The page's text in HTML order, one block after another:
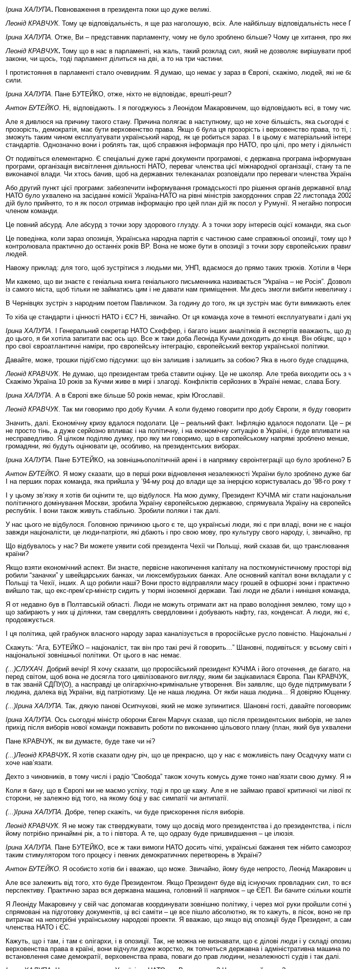
Ірина ХАЛУПА. Повноваження в президента поки що дуже великі.
Леонід КРАВЧУК. Тому це відповідальність, я ще раз наголошую, всіх. Але найбільшу відповідальність несе
Ірина ХАЛУПА. Отже, Ви – представник парламенту, чому не було зроблено більше? Чому це хитання, про
Леонід КРАВЧУК. Тому що в нас в парламенті, на жаль, такий розклад сил, який не дозволяє вирішувати
закони, чи щось, тоді парламент ділиться на дві, а то на три частини.
І протистояння в парламенті стало очевидним. Я думаю, що немає у зараз в Європі, скажімо, людей, які не
сили.
Ірина ХАЛУПА. Пане БУТЕЙКО, отже, ніхто не відповідає, врешті-решт?
Антон БУТЕЙКО. Ні, відповідають. І я погоджуюсь з Леонідом Макаровичем, що відповідають всі, в тому
Але я дивлюся на причину такого стану. Причина полягає в наступному, що не хоче більшість, яка
прозорість, демократія, має бути верховенство права. Якщо б була ця прозорість і верховенство права, то
зможуть таким чином експлуатувати український народ, як це робиться зараз. І в цьому є матеріальний
стандартів. Однозначно вони і роблять так, щоб справжня інформація про НАТО, про цілі, про мету і
От подивіться елементарно. Є спеціальні дуже гарні документи програмові, є державна програма
програми, організація висвітлення діяльності НАТО, переваг членства цієї міжнародної організації, стану
виконавчої влади. Чи хтось бачив, щоб на державних телеканалах розповідали про переваги членства України
Або другий пункт цієї програми: забезпечити інформування громадськості про рішення органів державної
НАТО було ухвалено на засіданні комісії Україна-НАТО на рівні міністрів закордонних справ 22
дій було прийнято, то я як посол отримав інформацію про цей план дій як посол у Румунії. Я негайно
членом команди.
Це повний абсурд. Але абсурд з точки зору здорового глузду. А з точки зору інтересів оцієї команди, яка
Це поведінка, коли зараз опозиція, Українська народна партія є частиною саме справжньої опозиції, тому
контролювала практично до останніх років ВР. Вона не може бути в опозиції з точки зору європейських
людей.
Навожу приклад: для того, щоб зустрітися з людьми ми, УНП, вдаємося до прямо таких трюків. Хотіли в
Ми кажемо, що ви знаєте є геніальна книга геніального письменника називається “Україна – не Росія”.
із самого міста, щоб тільки не займатись цим і не давати нам приміщення. Ми десь змогли вибити
В Чернівцях зустріч з народним поетом Павличком. За годину до того, як ця зустріч має бути вимикають
То хіба це стандарти і цінності НАТО і ЄС? Ні, звичайно. От ця команда хоче в темноті експлуатувати і
Ірина ХАЛУПА. І Генеральний секретар НАТО Схеффер, і багато інших аналітиків й експертів вважають, що
до цього, я би хотіла запитати вас ось що. Все ж таки доба Леоніда Кучми доходить до кінця. Він обіцяє,
про свої євроатлантичні наміри, про європейську інтеграцію, європейський вектор української політики.
Давайте, може, трошки підіб’ємо підсумки: що він залишив і залишить за собою? Яка в нього буде
Леонід КРАВЧУК. Не думаю, що президентам треба ставити оцінку. Це не школяр. Але треба виходити ось
Скажімо Україна 10 років за Кучми живе в мирі і злагоді. Конфліктів серйозних в Україні немає, слава Богу.
Ірина ХАЛУПА. А в Європі вже більше 50 років немає, крім Югославії.
Леонід КРАВЧУК. Так ми говоримо про добу Кучми. А коли будемо говорити про добу Європи, я буду
Значить, далі. Економічну кризу вдалося подолати. Це – реальний факт. Інфляцію вдалося подолати. Це
не просто тінь, а дуже серйозно впливає і на політичну, і на економічну ситуацію в Україні, і буде
несправедливо. Я цілком поділяю думку, про яку ми говоримо, що в європейському напрямі зроблено
громадяни, які будуть оцінювати це, особливо, на президентських виборах.
Ірина ХАЛУПА. Пане БУТЕЙКО, на зовнішньополітичній арені і в напрямку євроінтеграції що було
Антон БУТЕЙКО. Я можу сказати, що в перші роки відновлення незалежності України було зроблено дуже
І на перших порах команда, яка прийшла у ’94-му році до влади ще за інерцією користувалась до ’98-го
І у цьому зв’язку я хотів би оцінити те, що відбулося. На мою думку, Президент КУЧМА міг стати
політичного домінування Москви, зробила Україну європейською державою, спрямувала Україну на
республік. І вони також живуть стабільно. Зробили поляки і так далі.
У нас цього не відбулося. Головною причиною цього є те, що українські люди, які є при владі, вони не є
завжди націоналісти, це люди-патріоти, які дбають і про свою мову, про культуру свого народу, і, звичайно,
Що відбувалось у нас? Ви можете уявити собі президента Чехії чи Польщі, який сказав би, що
країни?
Якщо взяти економічний аспект. Ви знаєте, первісне накопичення капіталу на посткомуністичному
робили “заначки” у швейцарських банках, чи люксембурзьких банках. Але основний капітал вони
Польщі та Чехії, інших. А що робили наші? Вони просто відправляли масу грошей в офшорні зони і
вийшло так, що екс-прем’єр-міністр сидить у тюрмі іноземної держави. Такі люди не дбали і нинішня
Я от недавно був в Полтавській області. Люди не можуть отримати акт на право володіння землею, тому що
що забирають у них ці ділянки, там свердлять свердловини і добувають нафту, газ, конденсат. А люди, які
продовжується.
І ця політика, цей грабунок власного народу зараз каналізується в проросійське русло повністю. Національні
Скажуть: “Ага, БУТЕЙКО – націоналіст, так він про такі речі й говорить...” Шановні, подивіться: у всьому
національної зовнішньої політики. От цього в нас немає.
(...)СЛУХАЧ. Добрий вечір! Я хочу сказати, що проросійський президент КУЧМА і його оточення, де багато,
перед світом, щоб вона не досягла того цивілізованого вигляду, яким би зацікавилася Європа. Пан
в так званій СДПУ(О), а насправді це олігархічно-кримінальне утворення. Він заявляє, що буде
людина, далека від України, від патріотизму. Це не наша людина. От якби наша людина... Я довіряю
(...)Ірина ХАЛУПА. Так, дякую панові Осипчукові, який не може зупинитися. Шановні гості, давайте
Ірина ХАЛУПА. Ось сьогодні міністр оборони Євген Марчук сказав, що після президентських виборів, не
прихід після виборів нової команди пожвавить роботи по виконанню цільового плану (план, який був
Пане КРАВЧУК, як ви думаєте, буде таке чи ні?
(...)Леонід КРАВЧУК. Я хотів сказати одну річ, що це прекрасно, що у нас є можливість пану Осадчуку мати
хоче нав’язати.
Дехто з чиновників, в тому числі і радіо “Свобода” також хочуть комусь дуже тонко нав’язати свою думку.
Коли я бачу, що в Європі ми не маємо успіху, тоді я про це кажу. Але я не займаю правої критичної чи
сторони, не залежно від того, на якому боці у вас симпатії чи антипатії.
(...)Ірина ХАЛУПА. Добре, тепер скажіть, чи буде прискорення після виборів.
Леонід КРАВЧУК. Я не можу так стверджувати, тому що досвід мого президентства і до президентства, і
йому потрібно принаймні рік, а то і півтора. А те, що одразу буде пришвидшення – це ілюзія.
Ірина ХАЛУПА. Пане БУТЕЙКО, все ж таки вимоги НАТО досить чіткі, українські бажання теж нібито
таким стимулятором того процесу і певних демократичних перетворень в Україні?
Антон БУТЕЙКО. Я особисто хотів би і вважаю, що може. Звичайно, йому буде непросто, Леонід Макарович
Але все залежить від того, хто буде Президентом. Якщо Президент буде від існуючих провладних сил, то
перспективу. Практично зараз вся державна машина, головний її напрямок – це ЄЕП. Ви бачите скільки
Я Леоніду Макаровичу у свій час допомагав координувати зовнішню політику, і через мої руки пройшли
спрямовані на підготовку документів, ці всі саміти – це все пішло абсолютно, як то кажуть, в пісок, воно
витрачає на непотрібні українському народові проекти. Я вважаю, що якщо від опозиції буде Президент, а
членства НАТО і ЄС.
Кажуть, що і там, і там є олігархи, і в опозиції. Так, не можна не визнавати, що є ділові люди і у складі
верховенства права в країні, вони відчули дуже жорстко, як топчеться державна і адміністративна машина
встановлення саме демократії, верховенства права, поваги до прав людини, незалежності судів і так далі.